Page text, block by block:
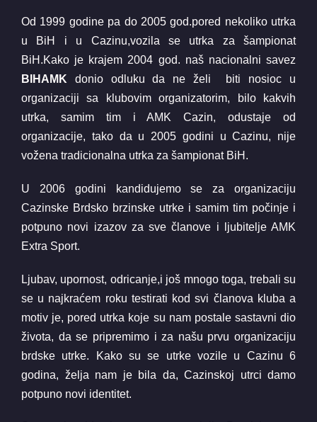
Od 1999 godine pa do 2005 god.pored nekoliko utrka
u BiH i u Cazinu,vozila se utrka za šampionat
BiH.Kako je krajem 2004 god. naš nacionalni savez
BIHAMK donio odluku da ne želi biti nosioc u
organizaciji sa klubovim organizatorim, bilo kakvih
utrka, samim tim i AMK Cazin, odustaje od
organizacije, tako da u 2005 godini u Cazinu, nije
vožena tradicionalna utrka za šampionat BiH.
U 2006 godini kandidujemo se za organizaciju
Cazinske Brdsko brzinske utrke i samim tim počinje i
potpuno novi izazov za sve članove i ljubitelje AMK
Extra Sport.
Ljubav, upornost, odricanje,i još mnogo toga, trebali su
se u najkraćem roku testirati kod svi članova kluba a
motiv je, pored utrka koje su nam postale sastavni dio
života, da se pripremimo i za našu prvu organizaciju
brdske utrke. Kako su se utrke vozile u Cazinu 6
godina, želja nam je bila da, Cazinskoj utrci damo
potpuno novi identitet.